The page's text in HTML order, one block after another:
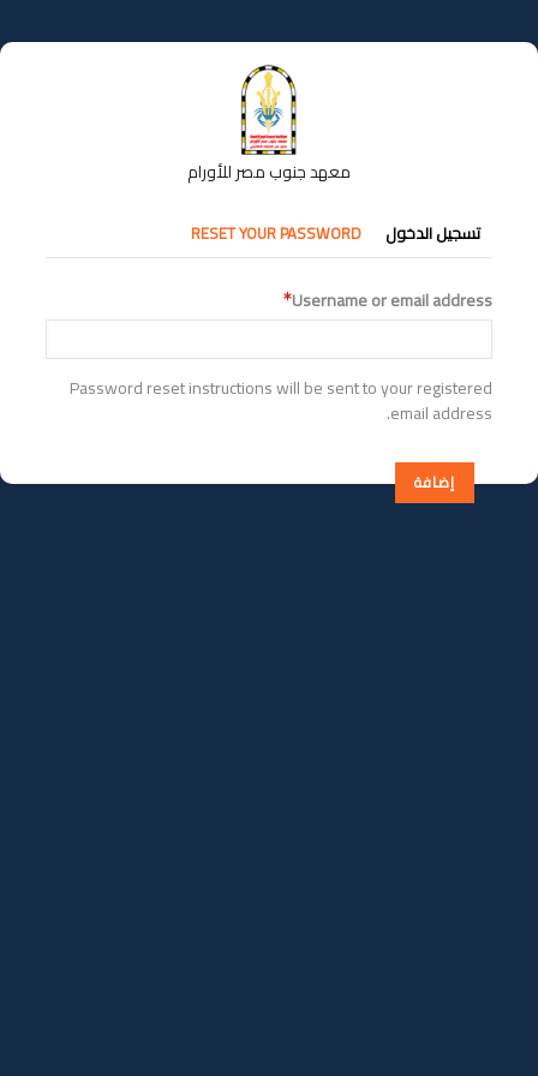
إلى
المحتوى
معهد جنوب مصر للأورام
التبويبات
الأساسية
تسجيل الدخول RESET YOUR PASSWORD
Username or email address
Password reset instructions will be sent to your registered
email address.